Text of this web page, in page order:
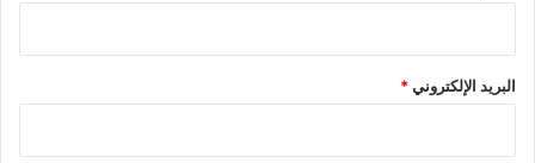
البريد الإلكتروني*